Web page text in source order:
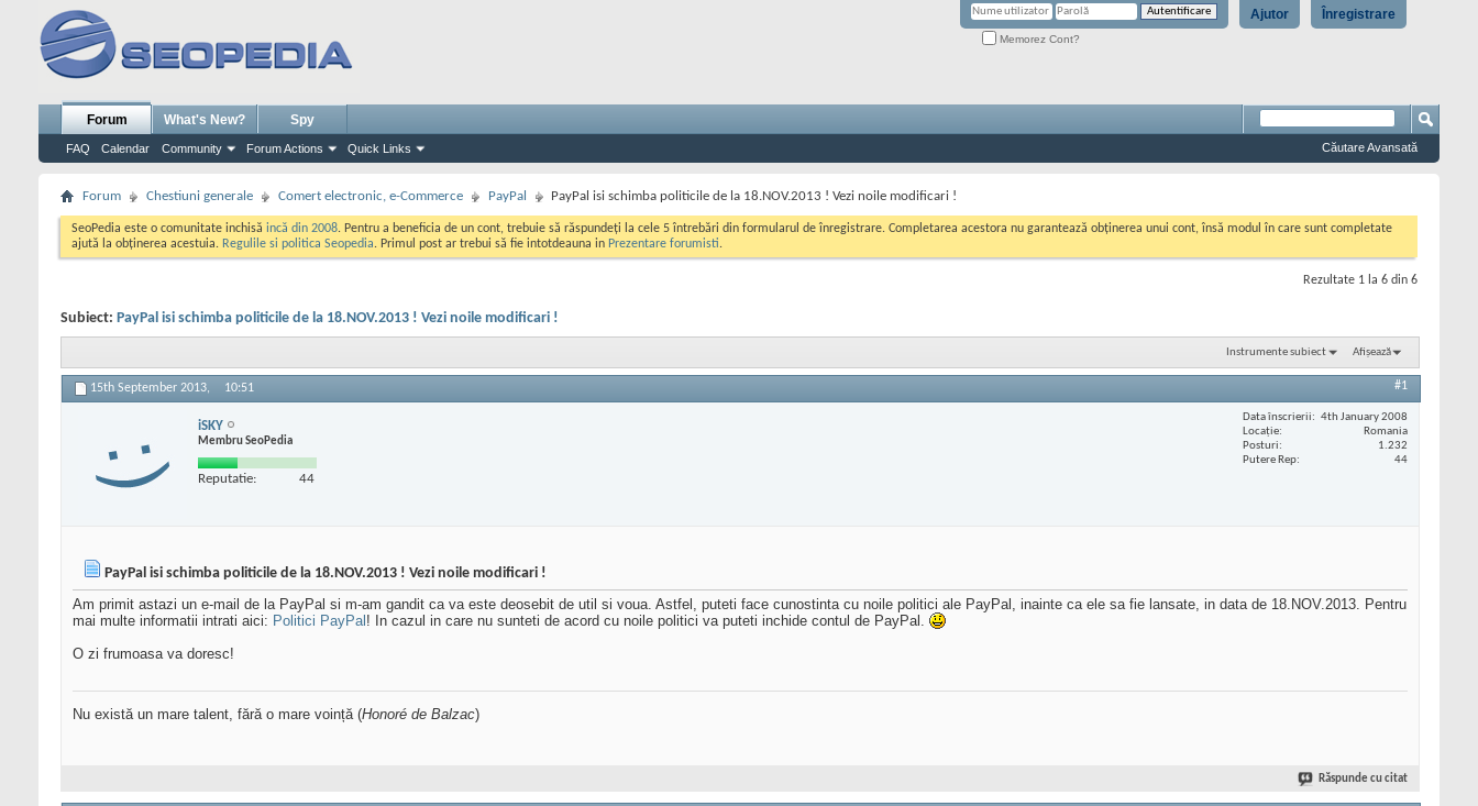
Înregistrare
Ajutor
Memorez Cont?
Forum
FAQ Calendar Community Forum Actions Quick Links
What's New? Spy
Căutare Avansată
Forum Chestiuni generale Comert electronic, e-Commerce PayPal PayPal isi schimba politicile de la 18.NOV.2013 ! Vezi noile modificari !
SeoPedia este o comunitate inchisă incă din 2008. Pentru a beneficia de un cont, trebuie să răspundeți la cele 5 întrebări din formularul de înregistrare. Completarea acestora nu garantează obținerea unui cont, însă modul în care sunt completate
ajută la obținerea acestuia. Regulile si politica Seopedia. Primul post ar trebui să fie intotdeauna in Prezentare forumisti.
Rezultate 1 la 6 din 6
Subiect: PayPal isi schimba politicile de la 18.NOV.2013 ! Vezi noile modificari !
Instrumente subiect Afișează
15th September 2013, 10:51 #1
iSKY
Membru SeoPedia
Reputatie: 44
Data înscrierii
4th January 2008
Locaţie
Romania
Posturi
1.232
Putere Rep
44
PayPal isi schimba politicile de la 18.NOV.2013 ! Vezi noile modificari !
Am primit astazi un e-mail de la PayPal si m-am gandit ca va este deosebit de util si voua. Astfel, puteti face cunostinta cu noile politici ale PayPal, inainte ca ele sa fie lansate, in data de 18.NOV.2013. Pentru
mai multe informatii intrati aici: Politici PayPal ! In cazul in care nu sunteti de acord cu noile politici va puteti inchide contul de PayPal.
O zi frumoasa va doresc!
Nu există un mare talent, fără o mare voință (Honoré de Balzac)
Răspunde cu citat